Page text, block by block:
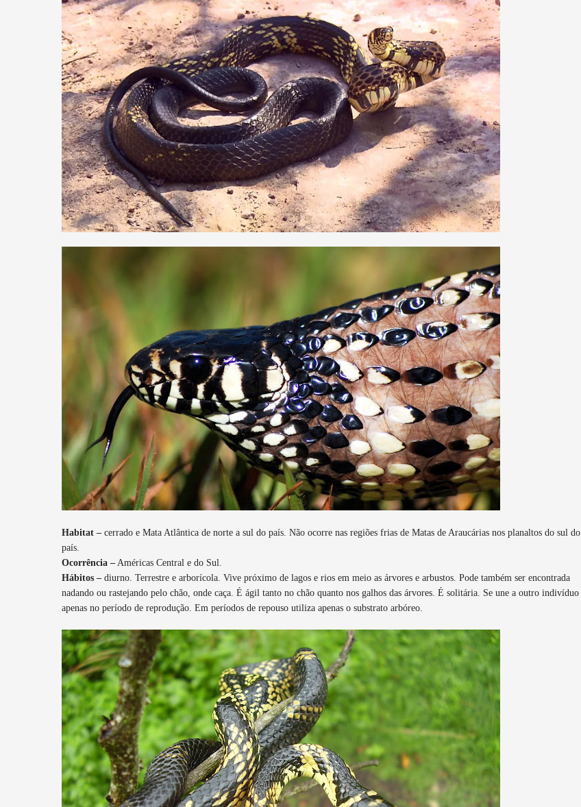
Habitat – cerrado e Mata Atlântica de norte a sul do país. Não ocorre nas regiões frias de Matas de Araucárias nos planaltos do sul do
país.
Ocorrência – Américas Central e do Sul.
Hábitos – diurno. Terrestre e arborícola. Vive próximo de lagos e rios em meio as árvores e arbustos. Pode também ser encontrada
nadando ou rastejando pelo chão, onde caça. É ágil tanto no chão quanto nos galhos das árvores. É solitária. Se une a outro indivíduo
apenas no período de reprodução. Em períodos de repouso utiliza apenas o substrato arbóreo.